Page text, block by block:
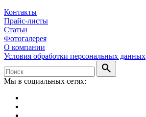
Контакты
Прайс-листы
Статьи
Фотогалерея
О компании
Условия обработки персональных данных
search
Мы в социальных сетях: